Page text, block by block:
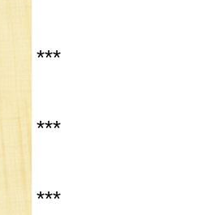
***
***
***